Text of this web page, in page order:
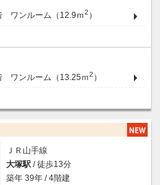
ンルーム（12.9ｍ2 ）
ンルーム（13.25ｍ2 ）
ＪＲ山手線
大塚駅 / 徒歩13分
築年 39年 / 4階建